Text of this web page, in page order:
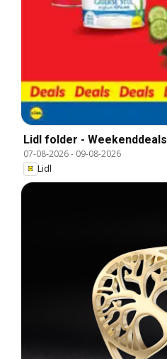
Lidl folder - Weekenddeals
07-08-2026- 09-08-2026
Lidl